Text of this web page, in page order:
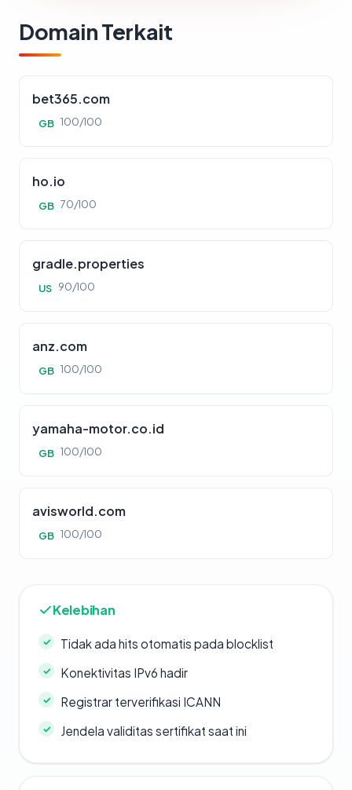
Domain Terkait
bet365.com
GB 100/100
ho.io
GB 70/100
gradle.properties
US 90/100
anz.com
GB 100/100
yamaha-motor.co.id
GB 100/100
avisworld.com
GB 100/100
Kelebihan
Tidak ada hits otomatis pada blocklist
Konektivitas IPv6 hadir
Registrar terverifikasi ICANN
Jendela validitas sertifikat saat ini